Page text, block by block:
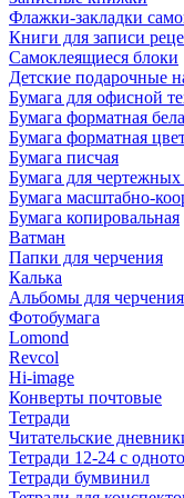
Флажки-закладки
Книги для записи
Самоклеящиеся блоки
Детские подарочные
Бумага для офисной
Бумага форматная
Бумага форматная
Бумага писчая
Бумага для
Бумага масштабно-
Бумага копировальная
Ватман
Папки для черчения
Калька
Альбомы для черчения
Фотобумага
Lomond
Revcol
Hi-image
Конверты почтовые
Тетради
Читательские
Тетради 12-24 с
Тетради бумвинил